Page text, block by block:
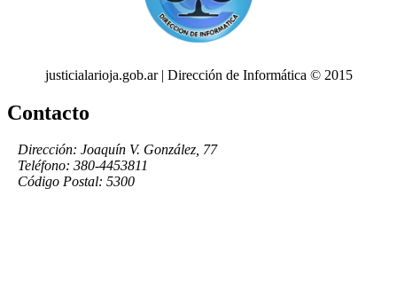
justicialarioja.gob.ar | Dirección de Informática © 2015
Contacto
Dirección: Joaquín V. González, 77
Teléfono: 380-4453811
Código Postal: 5300